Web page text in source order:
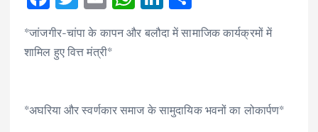
ac
e
b
o
w
it
te
ai at
p
n
k
n
h
ar
*जांजगीर-चांपा के कापन और बलौदा में सामाजिक कार्यक्रमों में
शामिल हुए वित्त मंत्री*
*अघरिया और स्वर्णकार समाज के सामुदायिक भवनों का लोकार्पण*